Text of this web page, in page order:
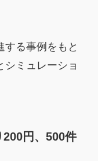
する事例をもと
シミュレーショ
円、500件